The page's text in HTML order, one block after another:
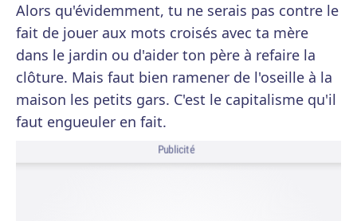
Alors qu'évidemment, tu ne serais pas contre le
fait de jouer aux mots croisés avec ta mère
dans le jardin ou d'aider ton père à refaire la
clôture. Mais faut bien ramener de l'oseille à la
maison les petits gars. C'est le capitalisme qu'il
faut engueuler en fait.
Publicité